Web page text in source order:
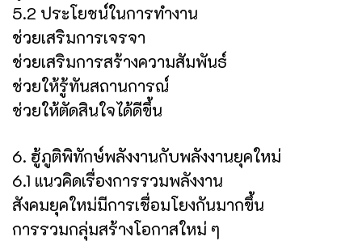
5.2 ประโยชน์ในการทำงาน
ช่วยเสริมการเจรจา
ช่วยเสริมการสร้างความสัมพันธ์
ช่วยให้รู้ทันสถานการณ์
ช่วยให้ตัดสินใจได้ดีขึ้น
6. ฮู้ภูติพิทักษ์พลังงานกับพลังงานยุคใหม่
6.1 แนวคิดเรื่องการรวมพลังงาน
สังคมยุคใหม่มีการเชื่อมโยงกันมากขึ้น
การรวมกลุ่มสร้างโอกาสใหม่ ๆ